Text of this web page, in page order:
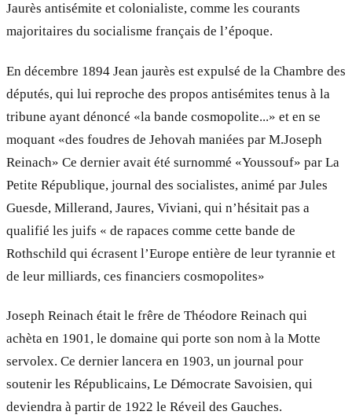
Jaurès antisémite et colonialiste, comme les courants
majoritaires du socialisme français de l’époque.
En décembre 1894 Jean jaurès est expulsé de la Chambre des
députés, qui lui reproche des propos antisémites tenus à la
tribune ayant dénoncé «la bande cosmopolite...» et en se
moquant «des foudres de Jehovah maniées par M.Joseph
Reinach» Ce dernier avait été surnommé «Youssouf» par La
Petite République, journal des socialistes, animé par Jules
Guesde, Millerand, Jaures, Viviani, qui n’hésitait pas a
qualifié les juifs « de rapaces comme cette bande de
Rothschild qui écrasent l’Europe entière de leur tyrannie et
de leur milliards, ces financiers cosmopolites»
Joseph Reinach était le frêre de Théodore Reinach qui
achèta en 1901, le domaine qui porte son nom à la Motte
servolex. Ce dernier lancera en 1903, un journal pour
soutenir les Républicains, Le Démocrate Savoisien, qui
deviendra à partir de 1922 le Réveil des Gauches.